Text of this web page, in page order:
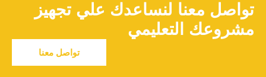
تواصل معنا لنساعدك علي تجهيز
مشروعك التعليمي
تواصل معنا